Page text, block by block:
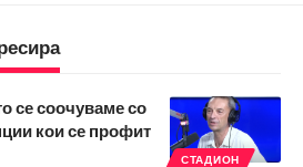
СТАДИОН
се соочуваме со
кои се профит